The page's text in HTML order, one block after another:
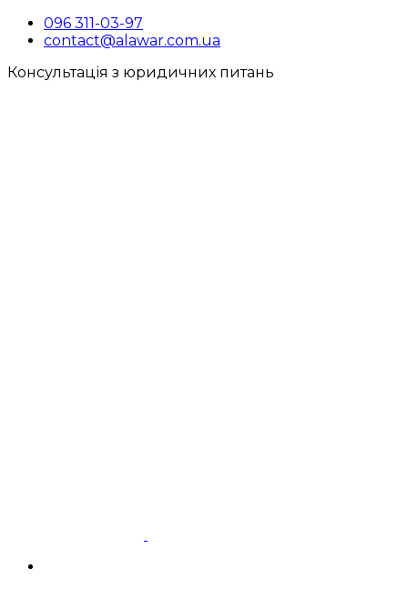
096 311-03-97
contact@alawar.com.ua
Консультація з юридичних питань